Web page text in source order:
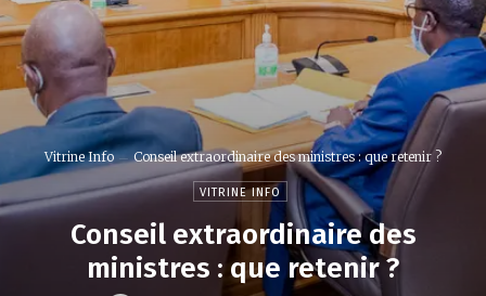
Vitrine Info Conseil extraordinaire des ministres : que retenir ?
VITRINE INFO
Conseil extraordinaire des
ministres : que retenir ?